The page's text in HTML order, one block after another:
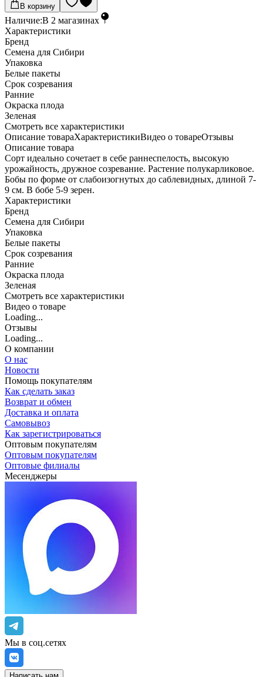
В корзину
Наличие:В 2 магазинах
Характеристики
Бренд
Семена для Сибири
Упаковка
Белые пакеты
Срок созревания
Ранние
Окраска плода
Зеленая
Cмотреть все характеристики
Описание товараХарактеристикиВидео о товареОтзывы
Описание товара
Сорт идеально сочетает в себе раннеспелость, высокую
урожайность, дружное созревание. Растение полукарликовое.
Бобы по форме от слабоизогнутых до саблевидных, длиной 7-
9 см. В бобе 5-9 зерен.
Характеристики
Бренд
Семена для Сибири
Упаковка
Белые пакеты
Срок созревания
Ранние
Окраска плода
Зеленая
Cмотреть все характеристики
Видео о товаре
Loading...
Отзывы
Loading...
О компании
О нас
Новости
Помощь покупателям
Как сделать заказ
Возврат и обмен
Доставка и оплата
Самовывоз
Как зарегистрироваться
Оптовым покупателям
Оптовым покупателям
Оптовые филиалы
Месенджеры
Мы в соц.сетях